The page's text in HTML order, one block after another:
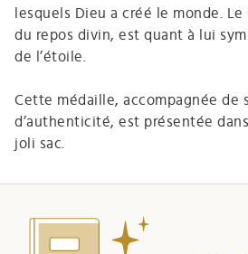
lesquels Dieu a créé le monde.
du repos divin, est quant à lui
de l’étoile.
Cette médaille, accompagnée de
d’authenticité, est présentée
joli sac.